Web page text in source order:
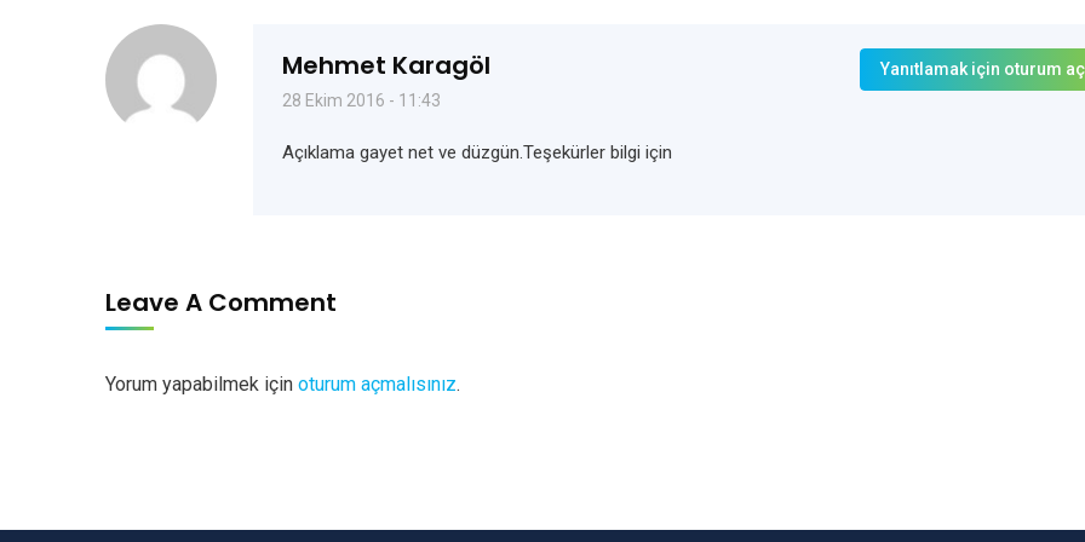
Mehmet Karagöl
28 Ekim 2016 - 11:43
Açıklama gayet net ve düzgün.Teşekürler bilgi için
Yanıtlamak için oturum
Leave A Comment
Yorum yapabilmek için oturum açmalısınız.